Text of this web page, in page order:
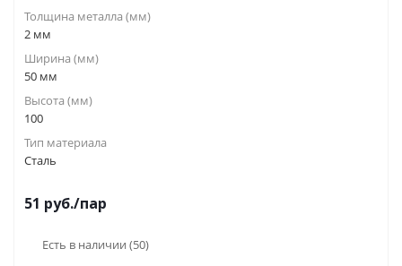
Толщина металла (мм)
2 мм
Ширина (мм)
50 мм
Высота (мм)
100
Тип материала
Сталь
51 руб./пар
Есть в наличии (50)